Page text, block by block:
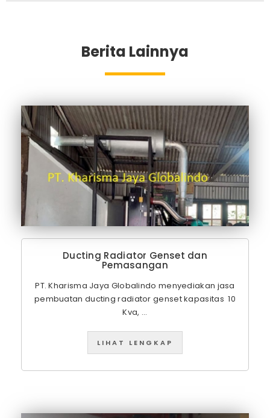
Berita Lainnya
Ducting Radiator Genset dan
Pemasangan
PT. Kharisma Jaya Globalindo menyediakan jasa
pembuatan ducting radiator genset kapasitas 10
Kva, ...
LIHAT LENGKAP